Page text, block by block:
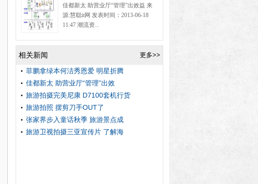
佳都新太 助营业厅“管理”出效益 来
源:慧聪it网 发表时间：2013-06-18
11:47 潮流资...
更多>>
相关新闻
菲鹏拿绿本何洁秀恩爱 明星折腾
佳都新太 助营业厅“管理”出效
旅游拍摄完美尼康 D7100套机行货
旅游拍照 摆剪刀手OUT了
张家界步入童话秋季 旅游景点成
旅游卫视拍摄三亚宣传片 了解海